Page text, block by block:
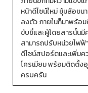
หน้าดีไซน์ใหม่ ซุ้มล้อข
ลงตัว ภายในก็มาพร้อ
ขับขี่และผู้โดยสารนั้นมี
สามารถปรับหน่วยไฟ
ดีไซน์สปอร์ตและเพิ่มค
โครเมียม พร้อมติดตั้ง
ครบครัน